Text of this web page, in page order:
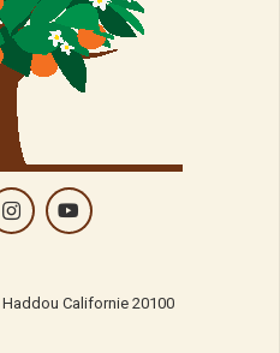
Californie 20100